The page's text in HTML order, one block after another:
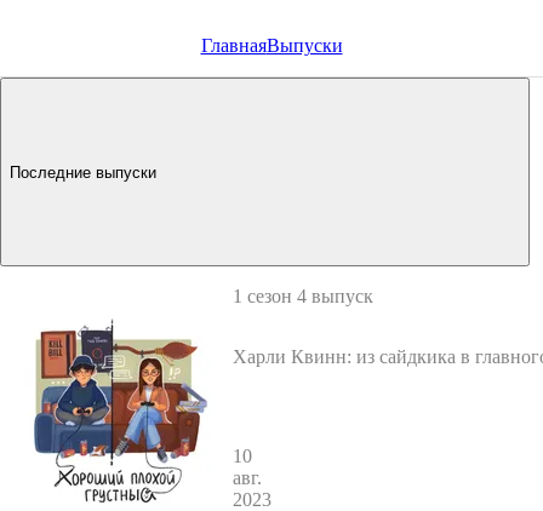
ГлавнаяВыпуски
Последние выпуски
1 сезон 4 выпуск
Харли Квинн: из сайдкика в
10
авг.
2023